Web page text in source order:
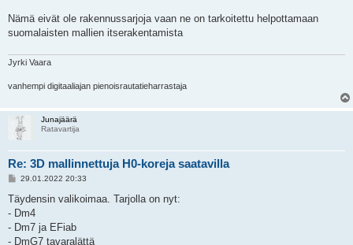
Nämä eivät ole rakennussarjoja vaan ne on tarkoitettu helpottamaan
suomalaisten mallien itserakentamista
Jyrki Vaara
vanhempi digitaaliajan pienoisrautatieharrastaja
Junajäärä
Ratavartija
Re: 3D mallinnettuja H0-koreja saatavilla
V
e
s
t
i
29.01.2022 20:33
Täydensin valikoimaa. Tarjolla on nyt:
- Dm4
- Dm7 ja EFiab
- DmG7 tavaralättä